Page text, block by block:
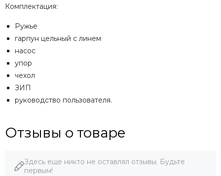
Комплектация:
Ружье
гарпун цельный с линем
насос
упор
чехол
ЗИП
руководство пользователя.
Отзывы о товаре
Здесь еще никто не оставлял отзывы. Будьте
первым!